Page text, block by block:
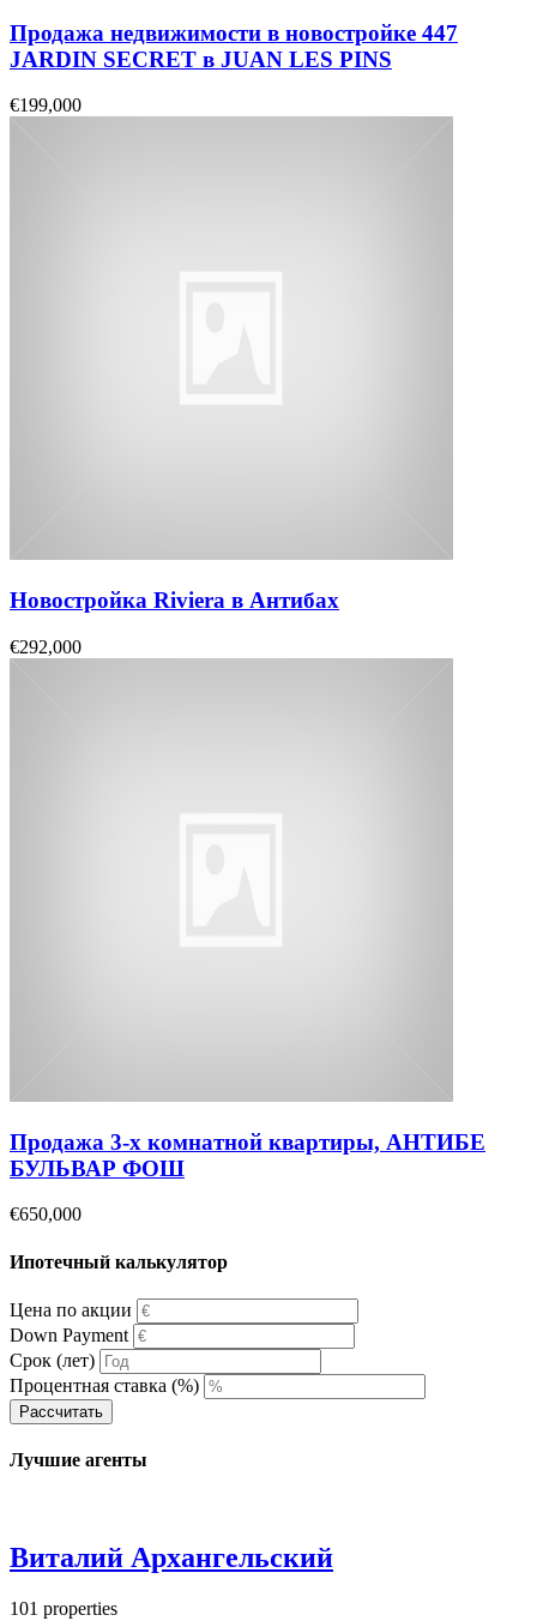
Продажа недвижимости в новостройке 447
JARDIN SECRET в JUAN LES PINS
€199,000
Новостройка Riviera в Антибах
€292,000
Продажа 3-х комнатной квартиры, АНТИБЕ
БУЛЬВАР ФОШ
€650,000
Ипотечный калькулятор
Цена по акции
Down Payment
Срок (лет)
Процентная ставка (%)
Рассчитать
Лучшие агенты
Виталий Архангельский
101 properties